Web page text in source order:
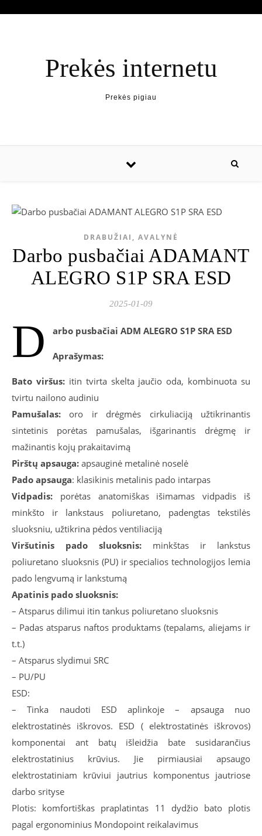
Prekės internetu
Prekės pigiau
DRABUŽIAI, AVALYNĖ
Darbo pusbačiai ADAMANT
ALEGRO S1P SRA ESD
2025-01-09
D arbo pusbačiai ADM ALEGRO S1P SRA ESD
Aprašymas:
Bato viršus: itin tvirta skelta jaučio oda, kombinuota su
tvirtu nailono audiniu
Pamušalas: oro ir drėgmės cirkuliaciją užtikrinantis
sintetinis porėtas pamušalas, išgarinantis drėgmę ir
mažinantis kojų prakaitavimą
Pirštų apsauga: apsauginė metalinė noselė
Pado apsauga: klasikinis metalinis pado intarpas
Vidpadis: porėtas anatomiškas išimamas vidpadis iš
minkšto ir lankstaus poliuretano, padengtas tekstilės
sluoksniu, užtikrina pėdos ventiliaciją
Viršutinis pado sluoksnis: minkštas ir lankstus
poliuretano sluoksnis (PU) ir specialios technologijos lemia
pado lengvumą ir lankstumą
Apatinis pado sluoksnis:
– Atsparus dilimui itin tankus poliuretano sluoksnis
– Padas atsparus naftos produktams (tepalams, aliejams ir
t.t.)
– Atsparus slydimui SRC
– PU/PU
ESD:
– Tinka naudoti ESD aplinkoje – apsauga nuo
elektrostatinės iškrovos. ESD ( elektrostatinės iškrovos)
komponentai ant batų išleidžia bate susidarančius
elektrostatinius krūvius. Jie pirmiausiai apsaugo
elektrostatiniam krūviui jautrius komponentus jautriose
darbo srityse
Plotis: komfortiškas praplatintas 11 dydžio bato plotis
pagal ergonominius Mondopoint reikalavimus